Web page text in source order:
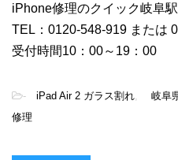
iPhone修理のクイック岐阜
TEL：0120-548-919 または
受付時間10：00～19：00
- iPad Air 2 ガラス割れ 岐阜
修理